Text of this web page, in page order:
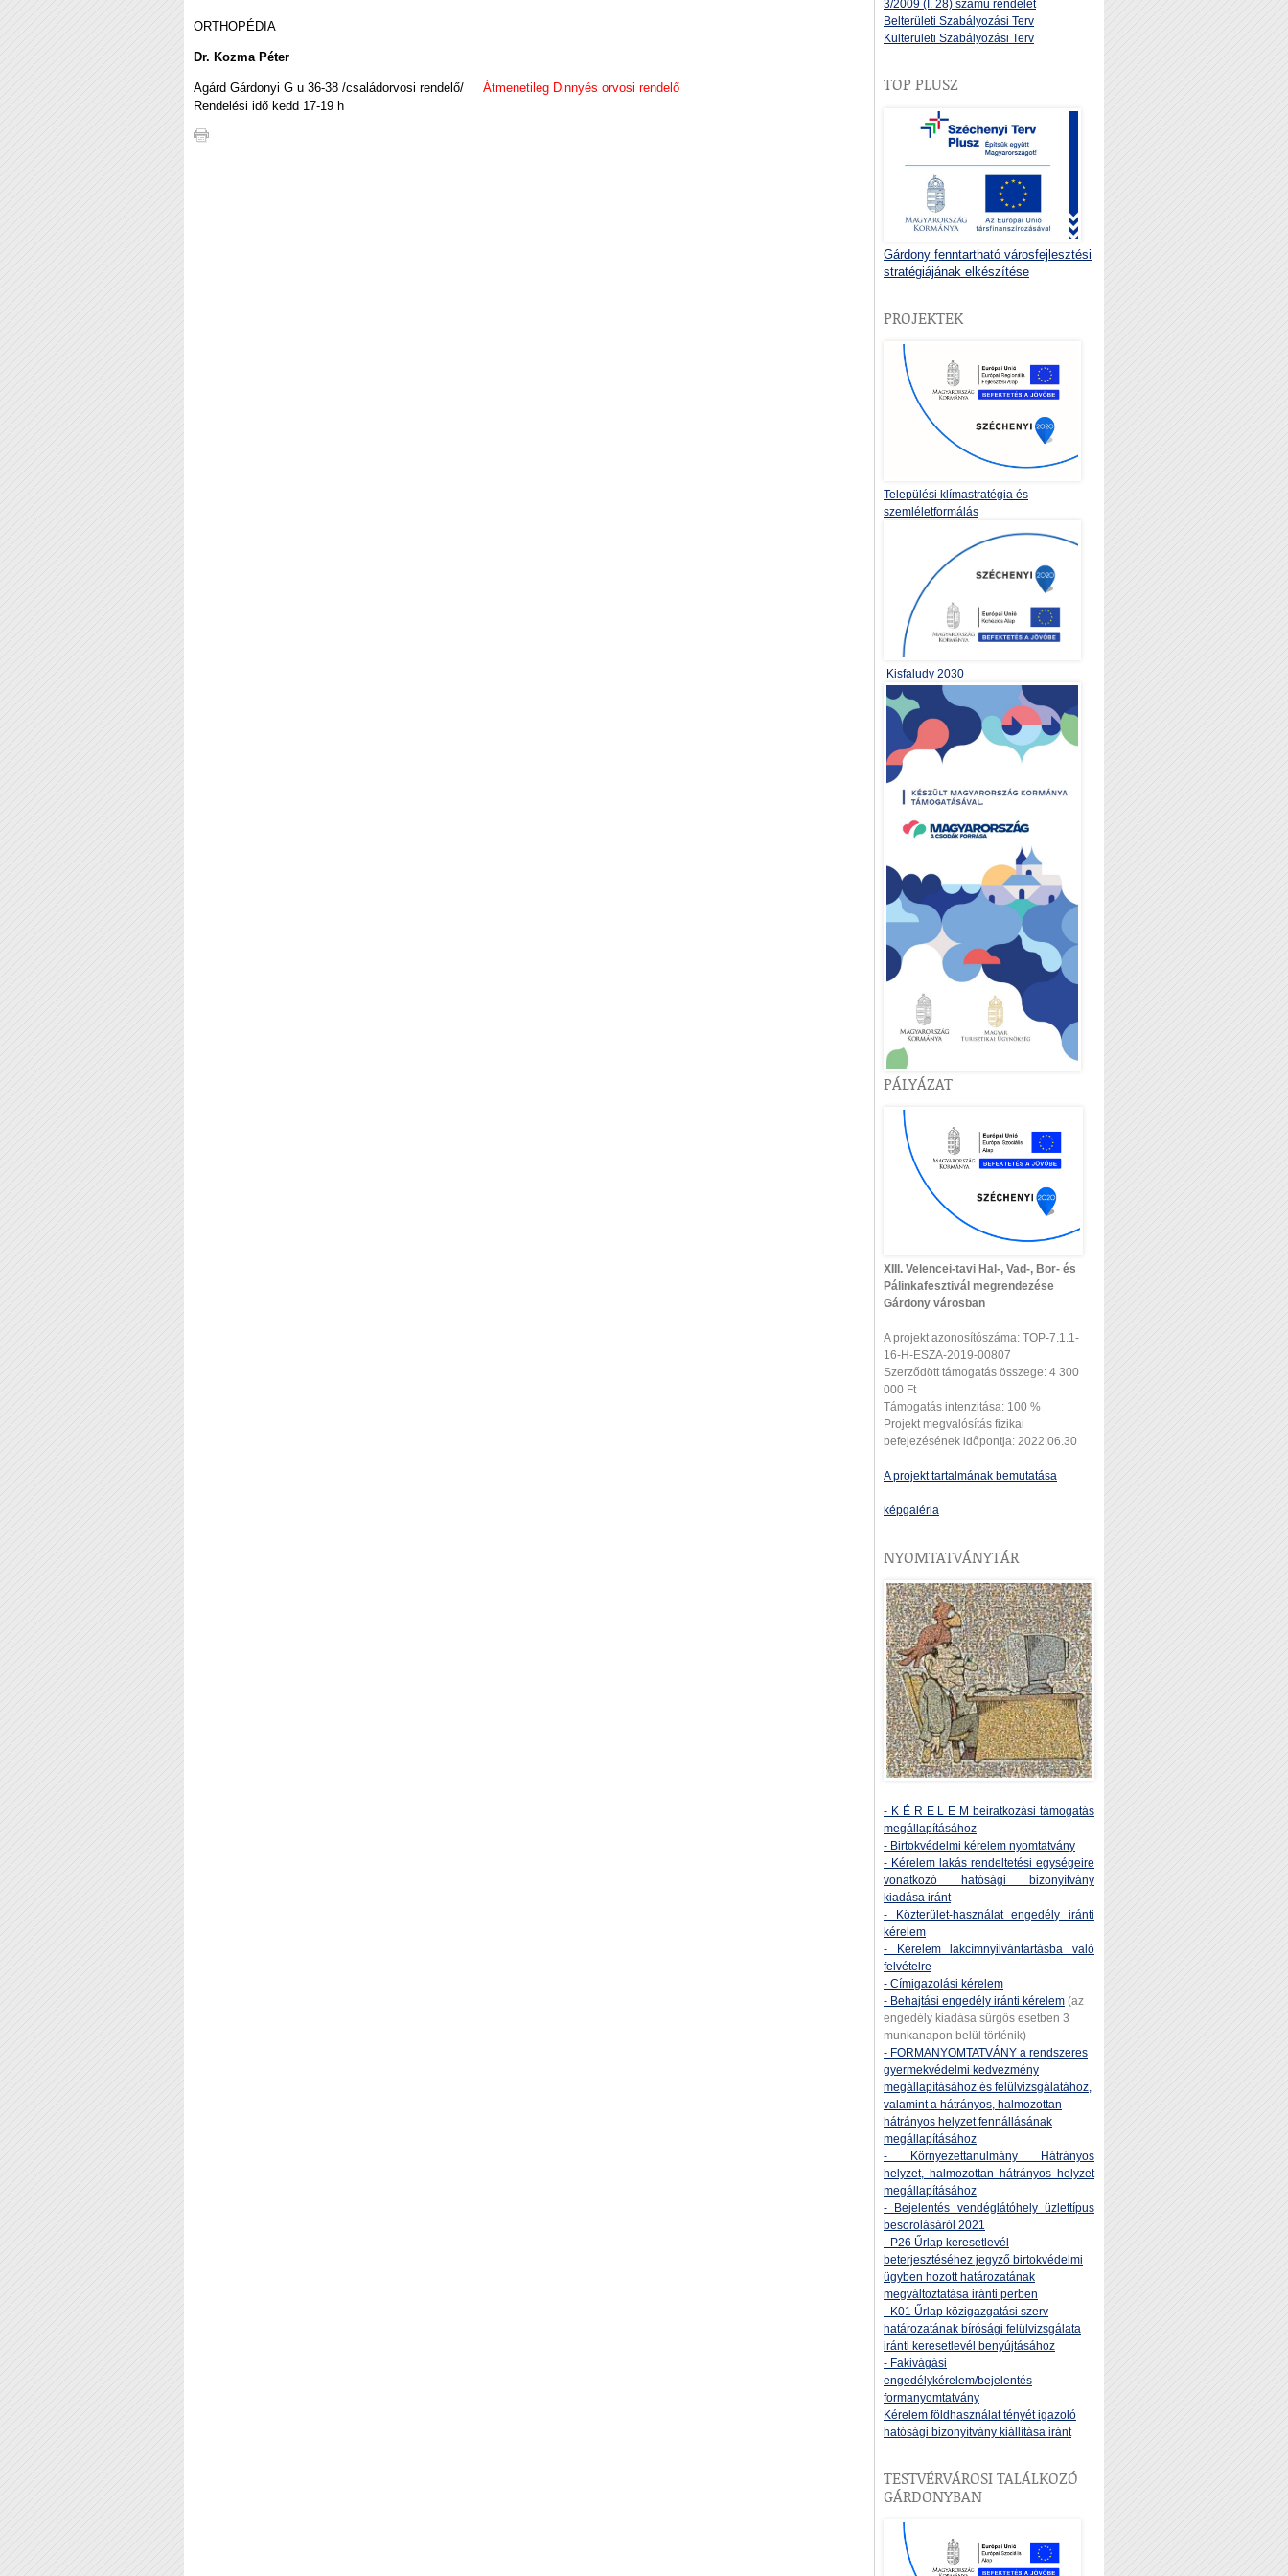
ORTHOPÉDIA
Dr. Kozma Péter
Agárd Gárdonyi G u 36-38 /családorvosi rendelő/
Átmenetileg Dinnyés orvosi rendelő
Rendelési idő kedd 17-19 h
3/2009 (I. 28) számú rendelet
Belterületi Szabályozási Terv
Külterületi Szabályozási Terv
TOP PLUSZ
Gárdony fenntartható városfejlesztési
stratégiájának elkészítése
PROJEKTEK
Települési klímastratégia és
szemléletformálás
Kisfaludy 2030
PÁLYÁZAT
XIII. Velencei-tavi Hal-, Vad-, Bor- és
Pálinkafesztivál megrendezése
Gárdony városban
A projekt azonosítószáma: TOP-7.1.1-
16-H-ESZA-2019-00807
Szerződött támogatás összege: 4 300
000 Ft
Támogatás intenzitása: 100 %
Projekt megvalósítás fizikai
befejezésének időpontja: 2022.06.30
A projekt tartalmának bemutatása
képgaléria
NYOMTATVÁNYTÁR
- K É R E L E M beiratkozási támogatás
megállapításához
- Birtokvédelmi kérelem nyomtatvány
- Kérelem lakás rendeltetési egységeire
vonatkozó hatósági bizonyítvány
kiadása iránt
- Közterület-használat engedély iránti
kérelem
- Kérelem lakcímnyilvántartásba való
felvételre
- Címigazolási kérelem
- Behajtási engedély iránti kérelem (az
engedély kiadása sürgős esetben 3
munkanapon belül történik)
- FORMANYOMTATVÁNY a rendszeres
gyermekvédelmi kedvezmény
megállapításához és felülvizsgálatához,
valamint a hátrányos, halmozottan
hátrányos helyzet fennállásának
megállapításához
- Környezettanulmány Hátrányos
helyzet, halmozottan hátrányos helyzet
megállapításához
- Bejelentés vendéglátóhely üzlettípus
besorolásáról 2021
- P26 Űrlap keresetlevél
beterjesztéséhez jegyző birtokvédelmi
ügyben hozott határozatának
megváltoztatása iránti perben
- K01 Űrlap közigazgatási szerv
határozatának bírósági felülvizsgálata
iránti keresetlevél benyújtásához
- Fakivágási
engedélykérelem/bejelentés
formanyomtatvány
Kérelem földhasználat tényét igazoló
hatósági bizonyítvány kiállítása iránt
TESTVÉRVÁROSI TALÁLKOZÓ
GÁRDONYBAN